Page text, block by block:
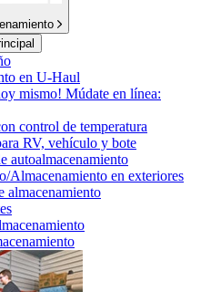
en U-Haul
mismo! Múdate en línea:
control de temperatura
RV, vehículo y bote
autoalmacenamiento
Almacenamiento en exteriores
almacenamiento